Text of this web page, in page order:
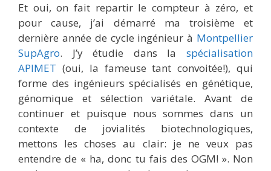
Et oui, on fait repartir le compteur à zéro, et
pour cause, j’ai démarré ma troisième et
dernière année de cycle ingénieur à Montpellier
SupAgro. J’y étudie dans la spécialisation
APIMET (oui, la fameuse tant convoitée!), qui
forme des ingénieurs spécialisés en génétique,
génomique et sélection variétale. Avant de
continuer et puisque nous sommes dans un
contexte de jovialités biotechnologiques,
mettons les choses au clair: je ne veux pas
entendre de « ha, donc tu fais des OGM! ». Non